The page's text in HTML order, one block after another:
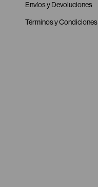
Envíos y Devoluciones
Términos y Condiciones